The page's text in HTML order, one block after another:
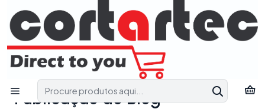
mais adequada ao seu projeto.
Pedir Apoio Técnico
Início Blog Publicação do Blog
PUBLICADO EM 20/07/2025
Publicação do Blog